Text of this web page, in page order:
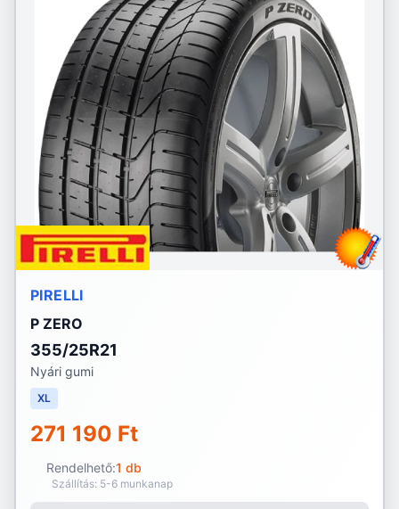
PIRELLI
P ZERO
355/25R21
Nyári gumi
XL
271 190 Ft
Rendelhető:1 db
Szállítás: 5-6 munkanap